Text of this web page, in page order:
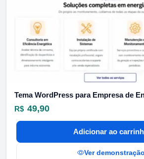
Tema WordPress para Empresa de
R$ 49,90
Adicionar ao
Ver demonstração